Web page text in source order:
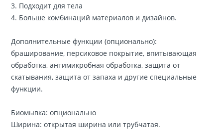
3. Подходит для тела
4. Больше комбинаций материалов и дизайнов.
Дополнительные функции (опционально):
браширование, персиковое покрытие, впитывающая
обработка, антимикробная обработка, защита от
скатывания, защита от запаха и другие специальные
функции.
Биомывка: опционально
Ширина: открытая ширина или трубчатая.